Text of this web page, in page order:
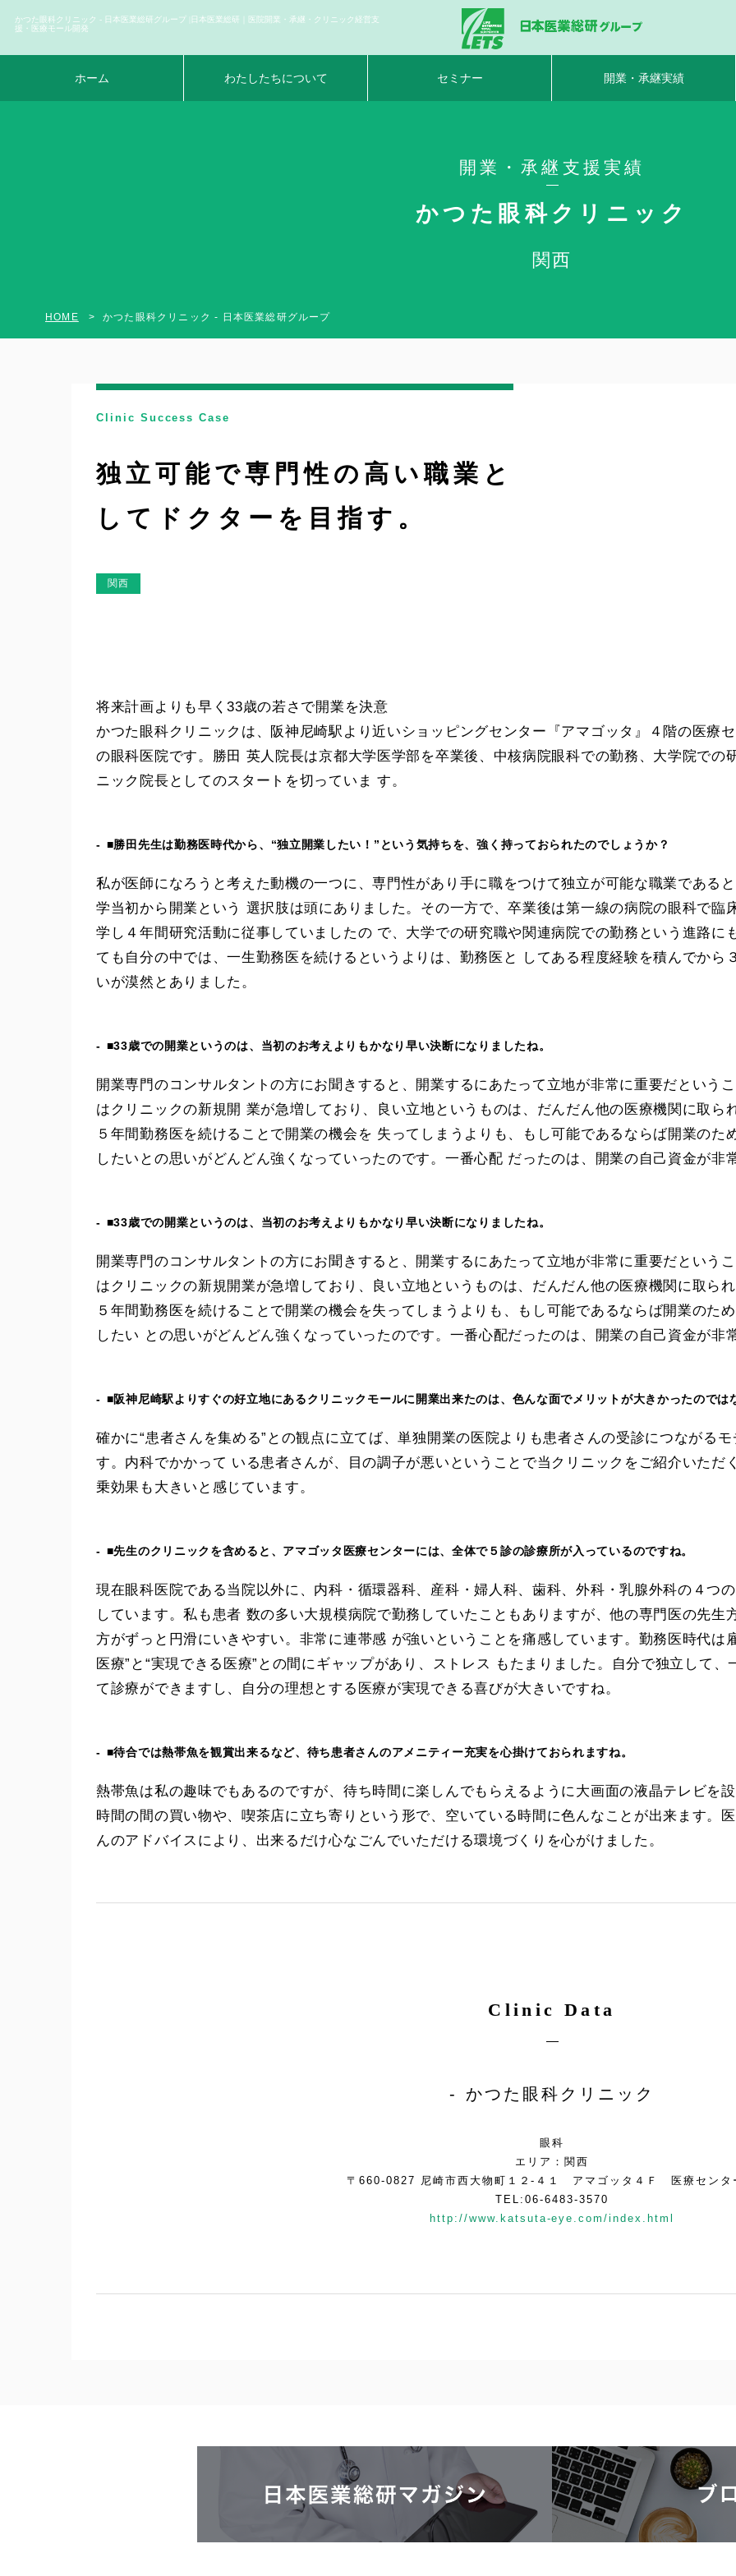
かつた眼科クリニック - 日本医業総研グループ |日本医業総研｜医院開業・承継・クリニック経営支
援・医療モール開発
ホーム わたしたちについて セミナー 開業・承継実績
開業・承継支援実績
かつた眼科クリニック
関西
HOME かつた眼科クリニック - 日本医業総研グループ
Clinic Success Case
独立可能で専門性の高い職業と
してドクターを目指す。
関西
将来計画よりも早く33歳の若さで開業を決意
かつた眼科クリニックは、阪神尼崎駅より近いショッピングセンター『アマゴッタ』４階の医療
の眼科医院です。勝田 英人院長は京都大学医学部を卒業後、中核病院眼科での勤務、大学院での
ニック院長としてのスタートを切っていま す。
■勝田先生は勤務医時代から、“独立開業したい！”という気持ちを、強く持っておられたのでしょうか？
私が医師になろうと考えた動機の一つに、専門性があり手に職をつけて独立が可能な職業である
学当初から開業という 選択肢は頭にありました。その一方で、卒業後は第一線の病院の眼科で臨
学し４年間研究活動に従事していましたの で、大学での研究職や関連病院での勤務という進路に
ても自分の中では、一生勤務医を続けるというよりは、勤務医と してある程度経験を積んでから
いが漠然とありました。
■33歳での開業というのは、当初のお考えよりもかなり早い決断になりましたね。
開業専門のコンサルタントの方にお聞きすると、開業するにあたって立地が非常に重要だという
はクリニックの新規開 業が急増しており、良い立地というものは、だんだん他の医療機関に取ら
５年間勤務医を続けることで開業の機会を 失ってしまうよりも、もし可能であるならば開業のた
したいとの思いがどんどん強くなっていったのです。一番心配 だったのは、開業の自己資金が非
■33歳での開業というのは、当初のお考えよりもかなり早い決断になりましたね。
開業専門のコンサルタントの方にお聞きすると、開業するにあたって立地が非常に重要だという
はクリニックの新規開業が急増しており、良い立地というものは、だんだん他の医療機関に取ら
５年間勤務医を続けることで開業の機会を失ってしまうよりも、もし可能であるならば開業のた
したい との思いがどんどん強くなっていったのです。一番心配だったのは、開業の自己資金が非
■阪神尼崎駅よりすぐの好立地にあるクリニックモールに開業出来たのは、色んな面でメリットが大きかったのでは
確かに“患者さんを集める”との観点に立てば、単独開業の医院よりも患者さんの受診につながる
す。内科でかかって いる患者さんが、目の調子が悪いということで当クリニックをご紹介いただ
乗効果も大きいと感じています。
■先生のクリニックを含めると、アマゴッタ医療センターには、全体で５診の診療所が入っているのですね。
現在眼科医院である当院以外に、内科・循環器科、産科・婦人科、歯科、外科・乳腺外科の４つ
しています。私も患者 数の多い大規模病院で勤務していたこともありますが、他の専門医の先生
方がずっと円滑にいきやすい。非常に連帯感 が強いということを痛感しています。勤務医時代は
医療”と“実現できる医療”との間にギャップがあり、ストレス もたまりました。自分で独立して
て診療ができますし、自分の理想とする医療が実現できる喜びが大きいですね。
■待合では熱帯魚を観賞出来るなど、待ち患者さんのアメニティー充実を心掛けておられますね。
熱帯魚は私の趣味でもあるのですが、待ち時間に楽しんでもらえるように大画面の液晶テレビを
時間の間の買い物や、喫茶店に立ち寄りという形で、空いている時間に色んなことが出来ます。
んのアドバイスにより、出来るだけ心なごんでいただける環境づくりを心がけました。
Clinic Data
かつた眼科クリニック
眼科
エリア：関西
〒660-0827 尼崎市西大物町１２-４１ アマゴッタ４Ｆ 医療センタ
TEL:06-6483-3570
http://www.katsuta-eye.com/index.html